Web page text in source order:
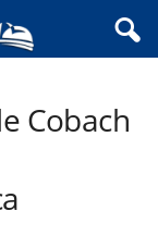
Cobach